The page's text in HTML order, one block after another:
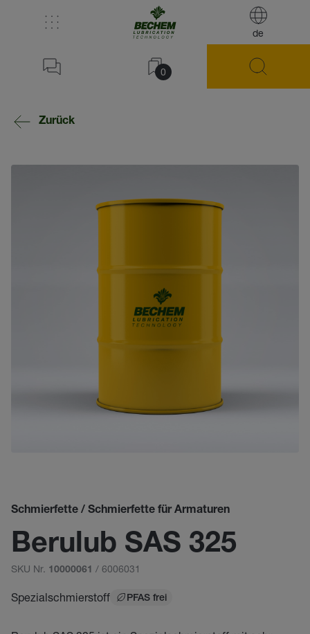
de
0
Zurück
Schmierfette / Schmierfette für Armaturen
Berulub SAS 325
SKU Nr. 10000061 / 6006031
Spezialschmierstoff PFAS frei